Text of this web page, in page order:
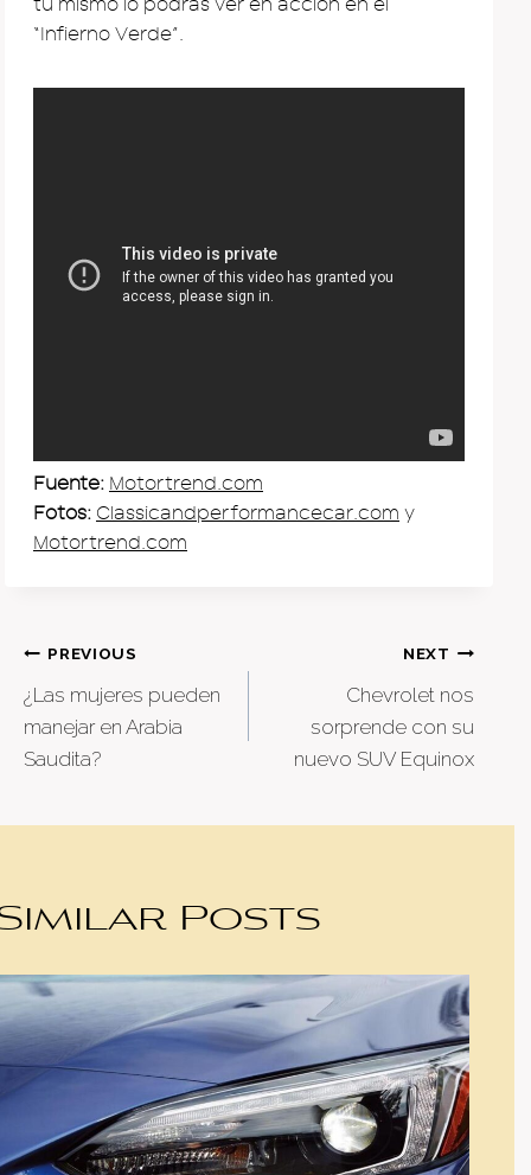
tu mismo lo podrás ver en acción en el
“Infierno Verde”.
Fuente: Motortrend.com
Fotos: Classicandperformancecar.com y
Motortrend.com
Post
navigation
PREVIOUS
¿Las mujeres pueden
manejar en Arabia
Saudita?
NEXT
Chevrolet nos
sorprende con su
nuevo SUV Equinox
Posts